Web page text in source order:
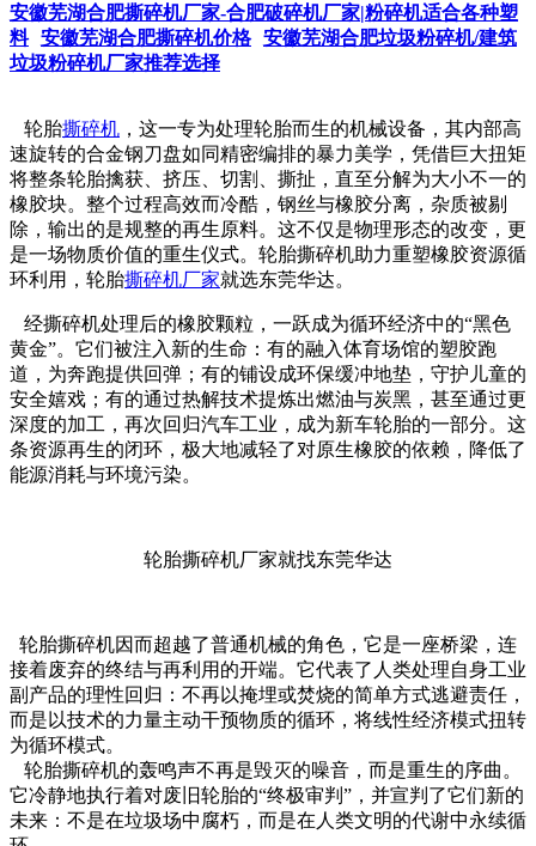
安徽芜湖合肥撕碎机厂家-合肥破碎机厂家|粉碎机适合各种塑
料 安徽芜湖合肥撕碎机价格 安徽芜湖合肥垃圾粉碎机/建筑
垃圾粉碎机厂家推荐选择
轮胎撕碎机 ，这一专为处理轮胎而生的机械设备，其内部高
速旋转的合金钢刀盘如同精密编排的暴力美学，凭借巨大扭矩
将整条轮胎擒获、挤压、切割、撕扯，直至分解为大小不一的
橡胶块。整个过程高效而冷酷，钢丝与橡胶分离，杂质被剔
除，输出的是规整的再生原料。这不仅是物理形态的改变，更
是一场物质价值的重生仪式。轮胎撕碎机助力重塑橡胶资源循
环利用，轮胎撕碎机厂家就选东莞华达。
经撕碎机处理后的橡胶颗粒，一跃成为循环经济中的“黑色
黄金”。它们被注入新的生命：有的融入体育场馆的塑胶跑
道，为奔跑提供回弹；有的铺设成环保缓冲地垫，守护儿童的
安全嬉戏；有的通过热解技术提炼出燃油与炭黑，甚至通过更
深度的加工，再次回归汽车工业，成为新车轮胎的一部分。这
条资源再生的闭环，极大地减轻了对原生橡胶的依赖，降低了
能源消耗与环境污染。
轮胎撕碎机厂家就找东莞华达
轮胎撕碎机因而超越了普通机械的角色，它是一座桥梁，连
接着废弃的终结与再利用的开端。它代表了人类处理自身工业
副产品的理性回归：不再以掩埋或焚烧的简单方式逃避责任，
而是以技术的力量主动干预物质的循环，将线性经济模式扭转
为循环模式。
轮胎撕碎机的轰鸣声不再是毁灭的噪音，而是重生的序曲。
它冷静地执行着对废旧轮胎的“终极审判”，并宣判了它们新的
未来：不是在垃圾场中腐朽，而是在人类文明的代谢中永续循